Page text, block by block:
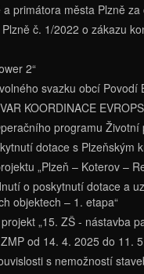
primátora města Plzně
č. 1/2022 o zákazu
2“
svazku obcí Povodí
KOORDINACE
programu Životní
dotace s
„Plzeň – Koterov –
o poskytnutí dotace a
objektech – 1. etapa“
„15. ZŠ - nástavba
od 14. 4. 2025 do 11.
s nemožností